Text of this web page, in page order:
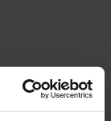
EXTRA10